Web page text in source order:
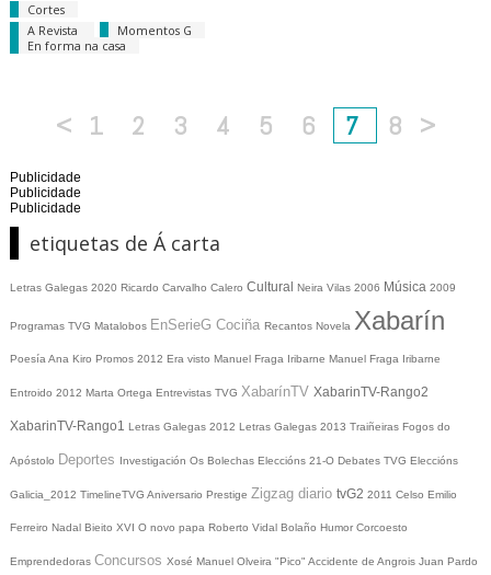
Cortes
A Revista
Momentos G
En forma na casa
< 1 2 3 4 5 6 7 8 >
Publicidade
Publicidade
Publicidade
etiquetas de Á carta
Letras Galegas 2020 Ricardo Carvalho Calero Cultural Neira Vilas 2006 Música 2009
Programas TVG Matalobos EnSerieG Cociña Recantos Novela Xabarín
Poesía Ana Kiro Promos 2012 Era visto Manuel Fraga Iribarne Manuel Fraga Iribarne
Entroido 2012 Marta Ortega Entrevistas TVG XabarínTV XabarinTV-Rango2
XabarinTV-Rango1 Letras Galegas 2012 Letras Galegas 2013 Traiñeiras Fogos do
Apóstolo Deportes Investigación Os Bolechas Eleccións 21-O Debates TVG Eleccións
Galicia_2012 TimelineTVG Aniversario Prestige Zigzag diario tvG2 2011 Celso Emilio
Ferreiro Nadal Bieito XVI O novo papa Roberto Vidal Bolaño Humor Corcoesto
Emprendedoras Concursos Xosé Manuel Olveira "Pico" Accidente de Angrois Juan Pardo